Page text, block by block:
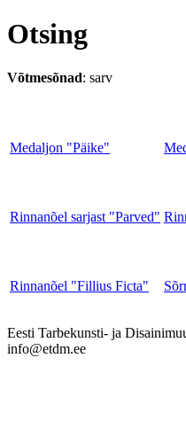
Otsing
Võtmesõnad: sarv
Medaljon "Päike"
Rinnanõel sarjast "Parved"
Rinnanõel "Fillius Ficta"
Eesti Tarbekunsti- ja
info@etdm.ee